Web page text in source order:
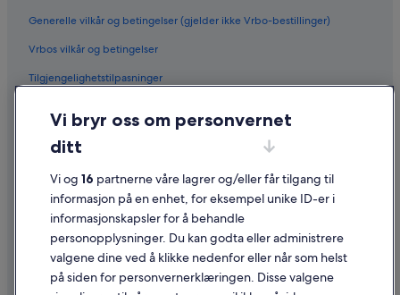
Generelle vilkår og betingelser (gjelder ikke Vrbo-bestillinger)
Vrbos vilkår og betingelser
Tilgjengelighetstilpasninger
Juridisk informasjon / kontakt oss
Retningslinjer for innhold og rapportering av innhold
Hjelp
Vi bryr oss om personvernet
ditt
Vi og 16 partnerne våre lagrer og/eller får tilgang til
informasjon på en enhet, for eksempel unike ID-er i
informasjonskapsler for å behandle
personopplysninger. Du kan godta eller administrere
valgene dine ved å klikke nedenfor eller når som helst
på siden for personvernerklæringen. Disse valgene